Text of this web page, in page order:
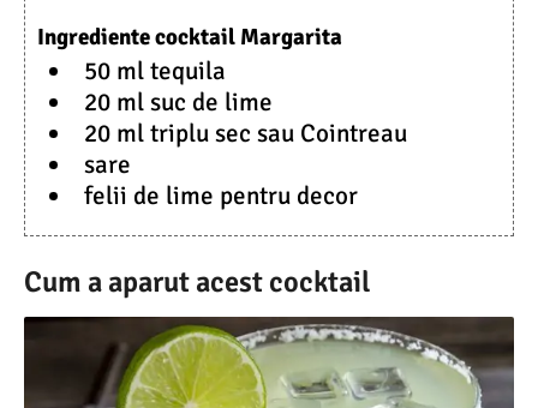
Ingrediente cocktail Margarita
50 ml tequila
20 ml suc de lime
20 ml triplu sec sau Cointreau
sare
felii de lime pentru decor
Cum a aparut acest cocktail